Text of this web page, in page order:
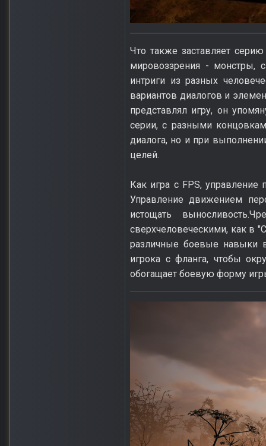
Что также заставляет
мировоззрения - монстры,
интриги из разных
вариантов диалогов и
представлял игру, он
серии, с разными
диалога, но и при
целей.
Как игра с FPS,
Управление движением
истощать
сверхчеловеческими, как в
различные боевые навыки
игрока с фланга, чтобы
обогащает боевую форму